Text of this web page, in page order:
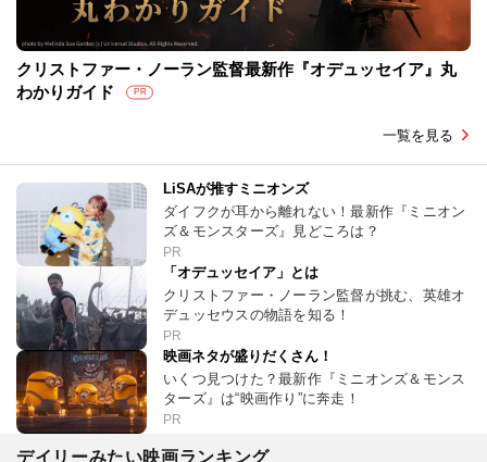
クリストファー・ノーラン監督最新作『オデュッセイア』丸
わかりガイド
PR
一覧を見る
LiSAが推すミニオンズ
ダイフクが耳から離れない！最新作『ミニオン
ズ＆モンスターズ』見どころは？
PR
「オデュッセイア」とは
クリストファー・ノーラン監督が挑む、英雄オ
デュッセウスの物語を知る！
PR
映画ネタが盛りだくさん！
いくつ見つけた？最新作『ミニオンズ＆モンス
ターズ』は“映画作り”に奔走！
PR
デイリーみたい映画ランキング